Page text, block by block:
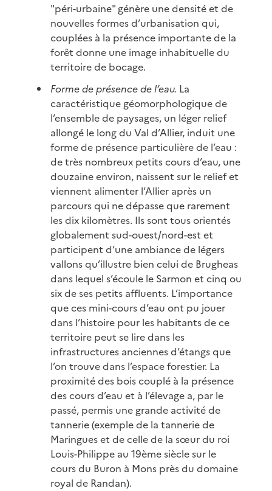
"péri-urbaine" génère une densité et de
nouvelles formes d’urbanisation qui,
couplées à la présence importante de la
forêt donne une image inhabituelle du
territoire de bocage.
Forme de présence de l’eau. La
caractéristique géomorphologique de
l’ensemble de paysages, un léger relief
allongé le long du Val d’Allier, induit une
forme de présence particulière de l’eau :
de très nombreux petits cours d’eau, une
douzaine environ, naissent sur le relief et
viennent alimenter l’Allier après un
parcours qui ne dépasse que rarement
les dix kilomètres. Ils sont tous orientés
globalement sud-ouest/nord-est et
participent d’une ambiance de légers
vallons qu’illustre bien celui de Brugheas
dans lequel s’écoule le Sarmon et cinq ou
six de ses petits affluents. L’importance
que ces mini-cours d’eau ont pu jouer
dans l’histoire pour les habitants de ce
territoire peut se lire dans les
infrastructures anciennes d’étangs que
l’on trouve dans l’espace forestier. La
proximité des bois couplé à la présence
des cours d’eau et à l’élevage a, par le
passé, permis une grande activité de
tannerie (exemple de la tannerie de
Maringues et de celle de la sœur du roi
Louis-Philippe au 19ème siècle sur le
cours du Buron à Mons près du domaine
royal de Randan).